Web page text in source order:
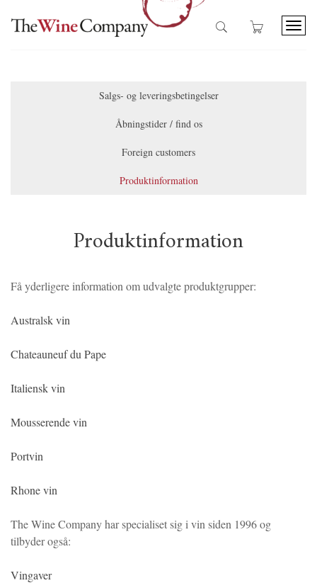
T
Salgs- og leveringsbetingelser
Åbningstider / find os
Foreign customers
Produktinformation
Produktinformation
Få yderligere information om udvalgte produktgrupper:
Australsk vin
Chateauneuf du Pape
Italiensk vin
Mousserende vin
Portvin
Rhone vin
The Wine Company har specialiset sig i vin siden 1996 og
tilbyder også:
Vingaver